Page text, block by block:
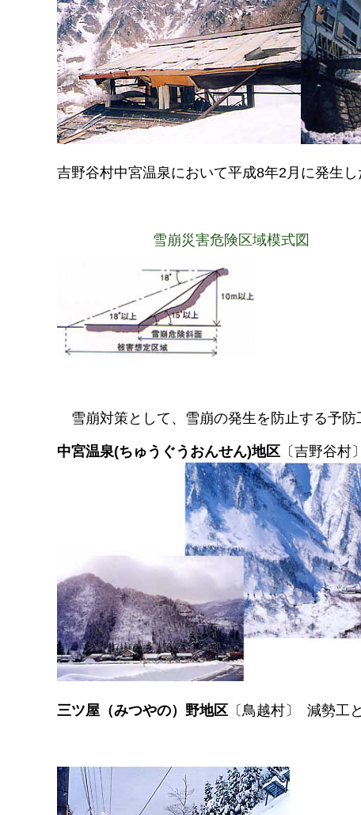
吉野谷村中宮温泉において平成8年2月に発生し
雪崩災害危険区域模式図
雪崩対策として、雪崩の発生を防止する予
中宮温泉(ちゅうぐうおんせん)地区 〔吉野谷
三ツ屋（みつやの）野地区 〔鳥越村〕 減勢工